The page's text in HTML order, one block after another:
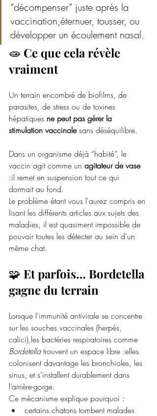
“décompenser” juste après la
vaccination,éternuer, tousser, ou
développer un écoulement nasal.
🧫 Ce que cela révèle
vraiment
Un terrain encombré de biofilms, de
parasites, de stress ou de toxines
hépatiques ne peut pas gérer la
stimulation vaccinale sans déséquilibre.
Dans un organisme déjà “habité”, le
vaccin agit comme un agitateur de vase
:il remet en suspension tout ce qui
dormait au fond.
Le problème étant vous l'aurez compris en
lisant les différents articles aux sujets des
maladies, il est quasiment impossible de
pouvoir toutes les détecter au sein d'un
même chat.
🧩 Et parfois… Bordetella
gagne du terrain
Lorsque l’immunité antivirale se concentre
sur les souches vaccinales (herpès,
calici),les bactéries respiratoires comme
Bordetella trouvent un espace libre :elles
colonisent davantage les bronchioles, les
sinus, et s’installent durablement dans
l’arrière-gorge.
Ce mécanisme explique pourquoi :
certains chatons tombent malades